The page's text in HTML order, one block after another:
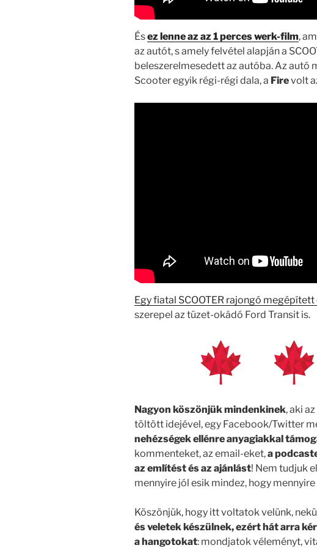
Ésez lenne az az 1 perces werk-film,
az autót, s amely felvétel alapján a
beleszerelmesedett az autóba. Az autó
Scooter egyik régi-régi dala, a Firevolt
Egy fiatal SCOOTER rajongó
szerepel az tüzet-okádó Ford Transit is.
Nagyon köszönjük mindenkinek, aki
töltött idejével, egy Facebook/Twitter
nehézségek ellénre anyagiakkal
kommenteket, az email-eket,a
az említést és az ajánlást! Nem tudjuk
mennyire jól esik mindez, hogy
Köszönjük, hogy itt voltatok velünk,
és veletek készülnek, ezért hát arra
a hangotokat: mondjatok véleményt,